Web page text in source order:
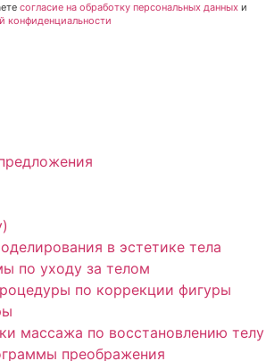
согласие на обработку персональных данных и
конфиденциальности
в эстетике тела
по уходу за телом
по коррекции фигуры
массажа по восстановлению телу
преображения